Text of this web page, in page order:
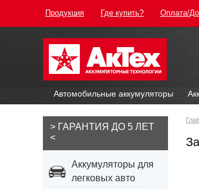
Продукция Где купить? Оплата/
Автомобильные аккумуляторы
> ГАРАНТИЯ ДО 5 ЛЕТ
<
Аккумуляторы для
легковых авто